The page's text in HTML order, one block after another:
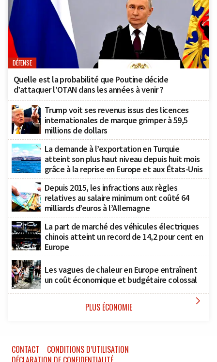
DÉFENSE
Quelle est la probabilité que Poutine décide
d’attaquer l’OTAN dans les années à venir ?
Trump voit ses revenus issus des licences
internationales de marque grimper à 59,5
millions de dollars
La demande à l’exportation en Turquie
atteint son plus haut niveau depuis huit mois
grâce à la reprise en Europe et aux États-Unis
Depuis 2015, les infractions aux règles
relatives au salaire minimum ont coûté 64
milliards d’euros à l’Allemagne
La part de marché des véhicules électriques
chinois atteint un record de 14,2 pour cent en
Europe
Les vagues de chaleur en Europe entraînent
un coût économique et budgétaire colossal
PLUS ÉCONOMIE 
CONTACT
CONDITIONS D’UTILISATION